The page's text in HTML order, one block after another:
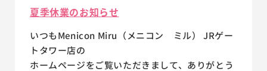
夏季休業のお知らせ
いつもMenicon Miru（メニコン ミル） JRゲー
トタワー店の
ホームページをご覧いただきまして、ありがとう